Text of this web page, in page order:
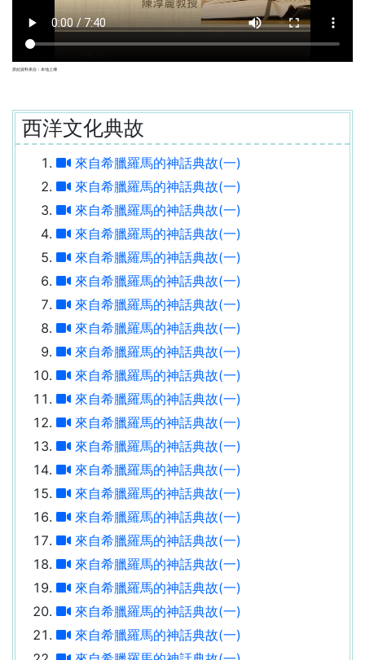
原始資料來自：本地上傳
西洋文化典故
來自希臘羅馬的神話典故(一)
來自希臘羅馬的神話典故(一)
來自希臘羅馬的神話典故(一)
來自希臘羅馬的神話典故(一)
來自希臘羅馬的神話典故(一)
來自希臘羅馬的神話典故(一)
來自希臘羅馬的神話典故(一)
來自希臘羅馬的神話典故(一)
來自希臘羅馬的神話典故(一)
來自希臘羅馬的神話典故(一)
來自希臘羅馬的神話典故(一)
來自希臘羅馬的神話典故(一)
來自希臘羅馬的神話典故(一)
來自希臘羅馬的神話典故(一)
來自希臘羅馬的神話典故(一)
來自希臘羅馬的神話典故(一)
來自希臘羅馬的神話典故(一)
來自希臘羅馬的神話典故(一)
來自希臘羅馬的神話典故(一)
來自希臘羅馬的神話典故(一)
來自希臘羅馬的神話典故(一)